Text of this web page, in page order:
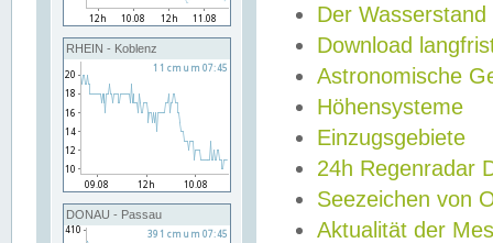
RHEIN - Koblenz
DONAU - Passau
Der Wasserstand
Download
Astronomische
Höhensysteme
Einzugsgebiete
24h Regenradar
Seezeichen von
Aktualität der